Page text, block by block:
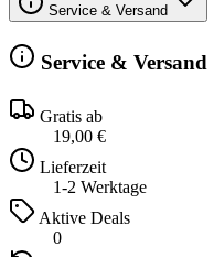
Service & Versand
Service & Versand
Gratis ab
19,00 €
Lieferzeit
1-2 Werktage
Aktive Deals
0